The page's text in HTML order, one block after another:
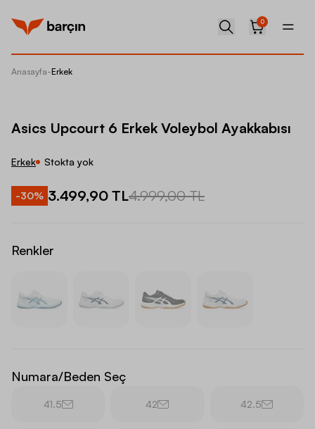
0
Anasayfa-Erkek
Asics Upcourt 6 Erkek Voleybol Ayakkabısı
Erkek Stokta yok
-30% 3.499,90 TL4.999,00 TL
Renkler
Numara/Beden Seç
41.5 42 42.5